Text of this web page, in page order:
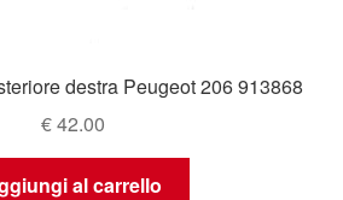
destra Peugeot 206 913868
€42.00
al carrello